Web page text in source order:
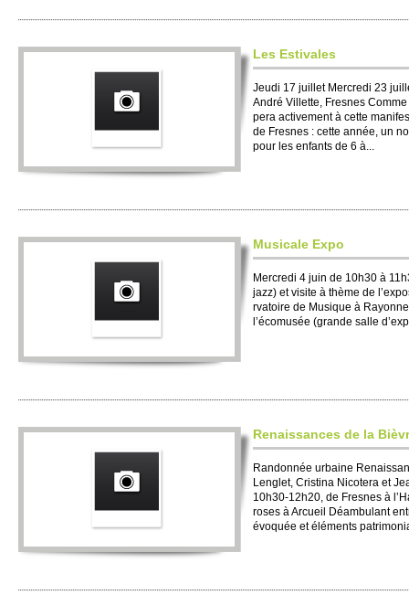
Les Esti­vales
Jeudi 17 jui­llet Mer­credi 23
André Vi­l­lette, Fre­snes
pera acti­ve­ment à cette
de Fre­snes : cette année, un
pour les enfants de 6 à...
Musi­cale Expo
Mer­credi 4 juin de 10h30 à
jazz) et vi­site à thème de
rvato­ire de Musique à
l’écomusée (grande salle
Renaissances de la
Randonnée urbaine
Lenglet, Cri­stina Ni­cotera et
10h30-12h20, de Fre­snes à
roses à Arcueil Déambulant
évoquée et éléments